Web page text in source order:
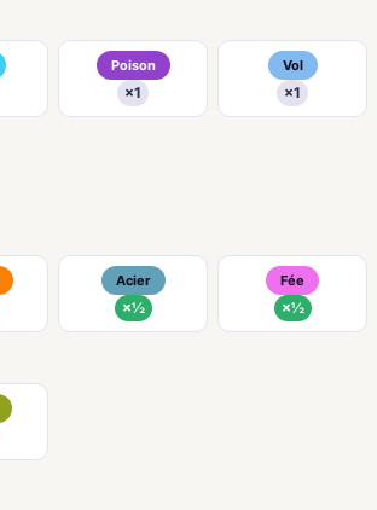
Poison
×1
Vol
×1
Acier
×½
Fée
×½